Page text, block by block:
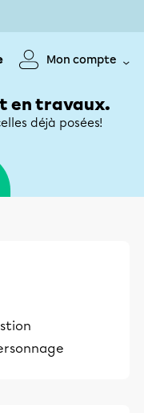
Mon compte
en travaux.
déjà posées!